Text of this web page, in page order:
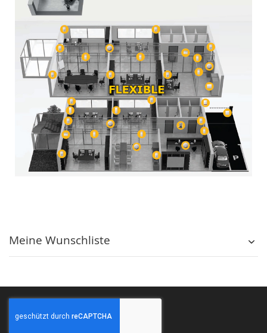
Meine Wunschliste